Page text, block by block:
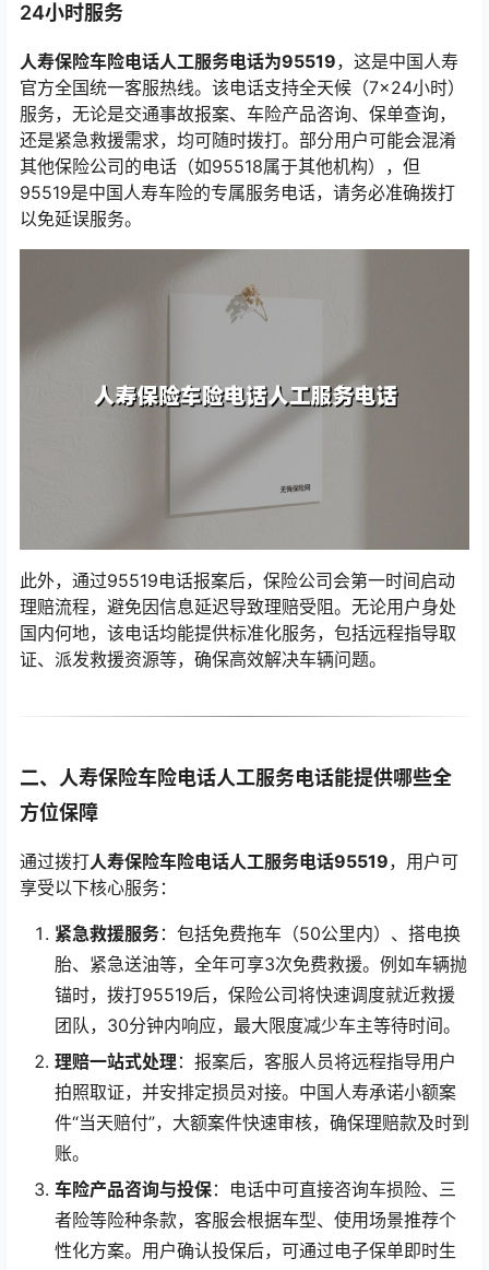
24小时服务
人寿保险车险电话人工服务电话为95519，这是中国人寿
官方全国统一客服热线。该电话支持全天候（7×24小时）
服务，无论是交通事故报案、车险产品咨询、保单查询，
还是紧急救援需求，均可随时拨打。部分用户可能会混淆
其他保险公司的电话（如95518属于其他机构），但
95519是中国人寿车险的专属服务电话，请务必准确拨打
以免延误服务。
此外，通过95519电话报案后，保险公司会第一时间启动
理赔流程，避免因信息延迟导致理赔受阻。无论用户身处
国内何地，该电话均能提供标准化服务，包括远程指导取
证、派发救援资源等，确保高效解决车辆问题。
二、人寿保险车险电话人工服务电话能提供哪些全
方位保障
通过拨打人寿保险车险电话人工服务电话95519，用户可
享受以下核心服务：
紧急救援服务：包括免费拖车（50公里内）、搭电换
胎、紧急送油等，全年可享3次免费救援。例如车辆抛
锚时，拨打95519后，保险公司将快速调度就近救援
团队，30分钟内响应，最大限度减少车主等待时间。
理赔一站式处理 ：报案后，客服人员将远程指导用户
拍照取证，并安排定损员对接。中国人寿承诺小额案
件“当天赔付”，大额案件快速审核，确保理赔款及时到
账。
车险产品咨询与投保：电话中可直接咨询车损险、三
者险等险种条款，客服会根据车型、使用场景推荐个
性化方案。用户确认投保后，可通过电子保单即时生